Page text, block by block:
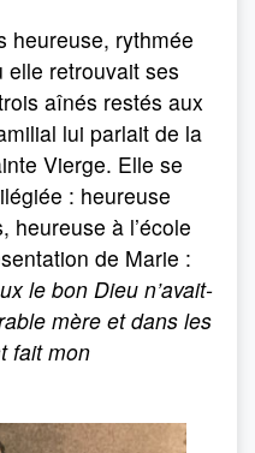
heureuse, rythmée
elle retrouvait ses
aînés restés aux
lui parlait de la
Vierge. Elle se
: heureuse
heureuse à l’école
de Marie :
le bon Dieu n’avait-
mère et dans les
fait mon